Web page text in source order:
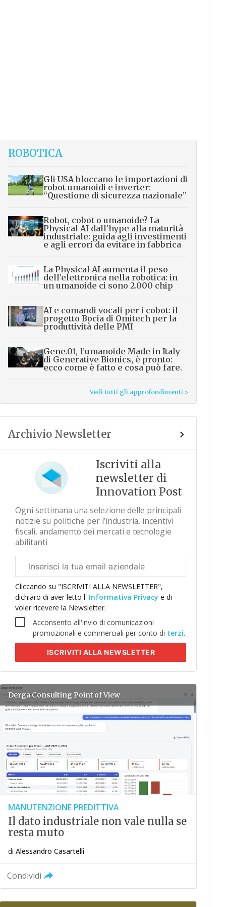
ROBOTICA
Gli USA bloccano le importazioni di
robot umanoidi e inverter:
“Questione di sicurezza nazionale”
Robot, cobot o umanoide? La
Physical AI dall’hype alla maturità
industriale: guida agli investimenti
e agli errori da evitare in fabbrica
La Physical AI aumenta il peso
dell’elettronica nella robotica: in
un umanoide ci sono 2.000 chip
AI e comandi vocali per i cobot: il
progetto Bocia di Omitech per la
produttività delle PMI
Gene.01, l’umanoide Made in Italy
di Generative Bionics, è pronto:
ecco come è fatto e cosa può fare.
Vedi tutti gli approfondimenti >
Archivio Newsletter
Iscriviti alla
newsletter di
Innovation Post
Ogni settimana una selezione delle principali
notizie su politiche per l’industria, incentivi
fiscali, andamento dei mercati e tecnologie
abilitanti
aziendale
Cliccando su "ISCRIVITI ALLA NEWSLETTER",
dichiaro di aver letto l' Informativa Privacye di
voler ricevere la Newsletter.
Acconsento all'invio di comunicazioni
promozionali e commerciali per conto di terzi.
ISCRIVITI ALLA NEWSLETTER
Derga Consulting Point of View
MANUTENZIONE PREDITTIVA
Il dato industriale non vale nulla se
resta muto
diAlessandro Casartelli
Condividi